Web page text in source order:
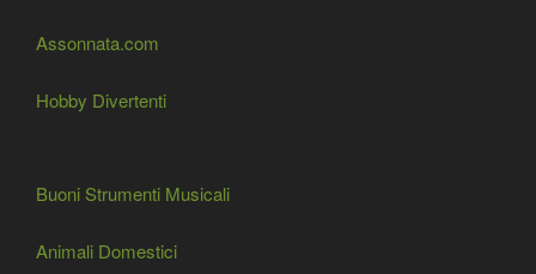
Assonnata.com
Hobby Divertenti
Buoni Strumenti Musicali
Animali Domestici